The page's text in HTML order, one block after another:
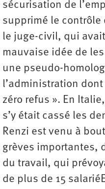
sécurisation de
supprimé le contrôle
le juge-civil, qui
mauvaise idée de
une pseudo-­
l’administration
zéro refus ». En
s’y était cassé les
Renzi est venu à
grèves importantes,
du travail, qui
de plus de 15